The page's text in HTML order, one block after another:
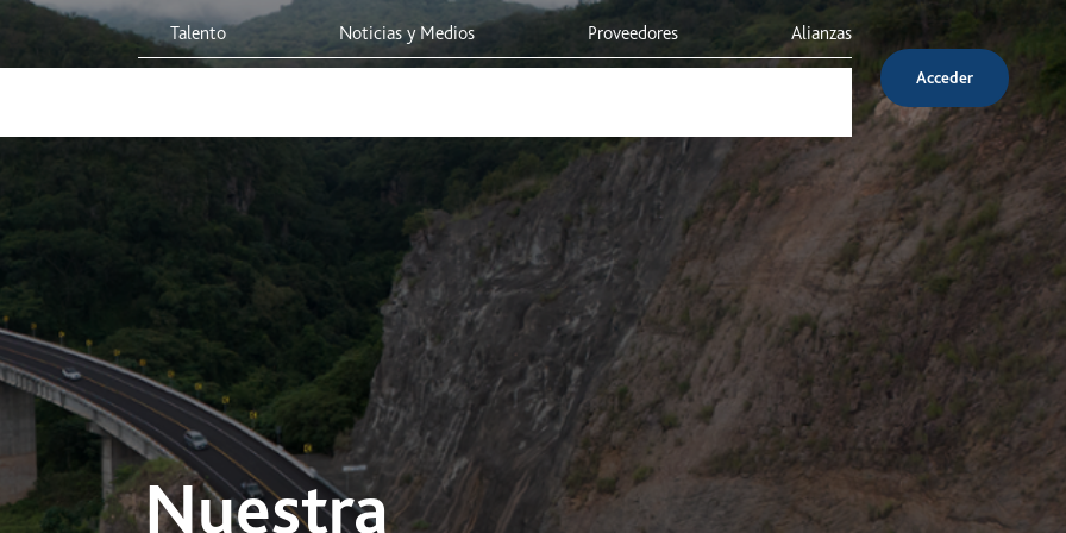
Talento Noticias y Medios Proveedores Alianzas
Acceder
Nuestra